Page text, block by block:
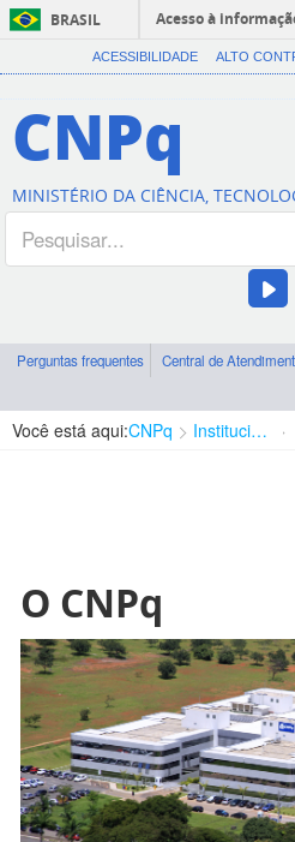
BRASIL
Acesso à
ACESSIBILIDADE ALTO
CNPq
MINISTÉRIO DA CIÊNCIA,
Perguntas frequentes Central de
Você está aqui:CNPq Institucional
O CNPq